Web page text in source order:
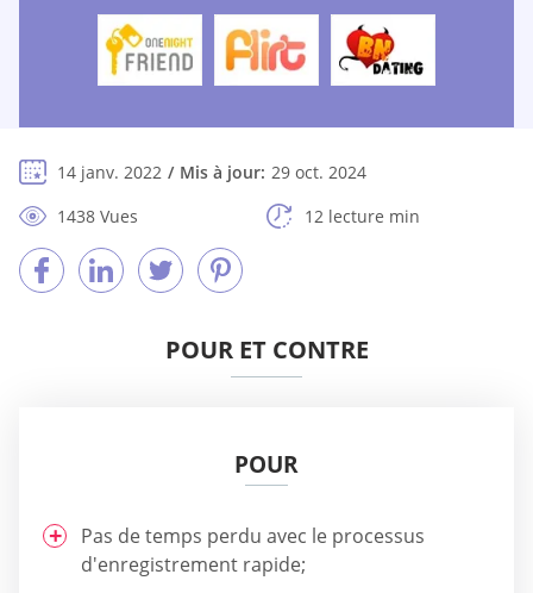
14 janv. 2022 Mis à jour: 29 oct. 2024
1438 Vues
12 lecture min
POUR ET CONTRE
POUR
Pas de temps perdu avec le processus
d'enregistrement rapide;